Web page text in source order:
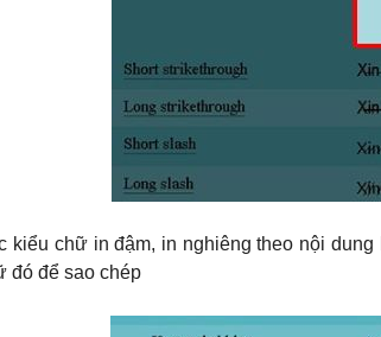
kiểu chữ in đậm, in nghiêng theo nội
đó để sao chép